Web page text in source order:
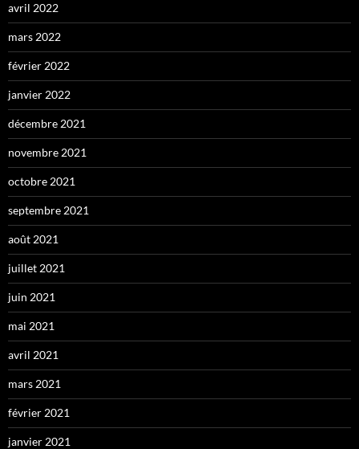
avril 2022
mars 2022
février 2022
janvier 2022
décembre 2021
novembre 2021
octobre 2021
septembre 2021
août 2021
juillet 2021
juin 2021
mai 2021
avril 2021
mars 2021
février 2021
janvier 2021